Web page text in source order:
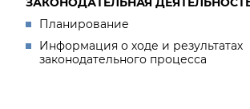
Планирование
Информация о ходе и результатах
законодательного процесса